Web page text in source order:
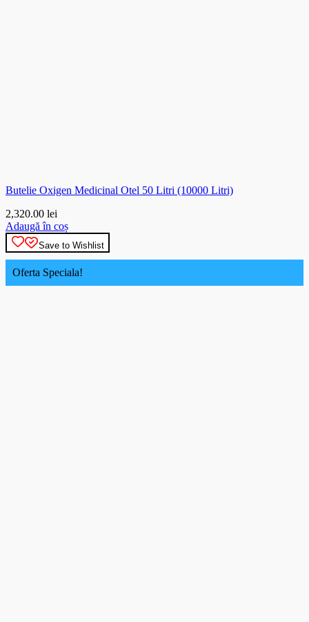
Butelie Oxigen Medicinal Otel 50 Litri (10000 Litri)
2,320.00 lei
Adaugă în coș
Save to Wishlist
Oferta Speciala!